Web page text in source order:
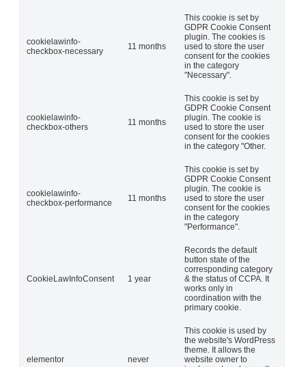
cookielawinfo-
checkbox-necessary
11 months
This cookie is set by
GDPR Cookie Consent
plugin. The cookies is
used to store the user
consent for the cookies
in the category
"Necessary".
cookielawinfo-
checkbox-others
11 months
This cookie is set by
GDPR Cookie Consent
plugin. The cookie is
used to store the user
consent for the cookies
in the category "Other.
cookielawinfo-
checkbox-performance
11 months
This cookie is set by
GDPR Cookie Consent
plugin. The cookie is
used to store the user
consent for the cookies
in the category
"Performance".
CookieLawInfoConsent 1 year
Records the default
button state of the
corresponding category
& the status of CCPA. It
works only in
coordination with the
primary cookie.
elementor never
This cookie is used by
the website's WordPress
theme. It allows the
website owner to